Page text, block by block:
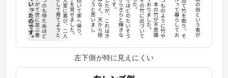
左下側が特に見えにくい